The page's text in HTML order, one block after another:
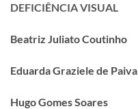
DEFICIÊNCIA VISUAL
Beatriz Juliato Coutinho
Eduarda Graziele de Paiva
Hugo Gomes Soares